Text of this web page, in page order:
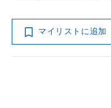
マイリストに追加